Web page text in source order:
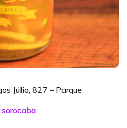
Júlio, 827 – Parque